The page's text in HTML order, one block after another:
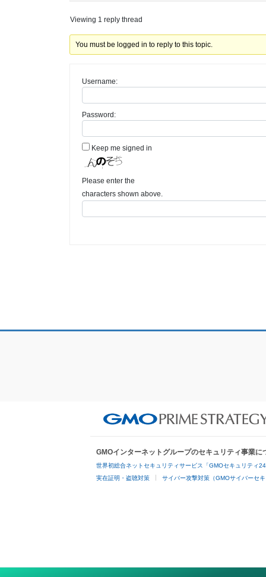
Viewing 1 reply thread
You must be logged in to reply to this topic.
Username:
Password:
Keep me signed in
Please enter the
characters shown above.
GMOインターネットグループのセキュリティ事業に
世界初総合ネットセキュリティサービス「GMOセキュリティ24
実在証明・盗聴対策 サイバー攻撃対策（GMOサイバーセキ